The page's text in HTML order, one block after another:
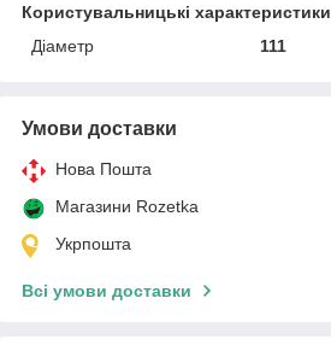
Користувальницькі характеристики
Діаметр
111
Умови доставки
Нова Пошта
Магазини Rozetka
Укрпошта
Всі умови доставки